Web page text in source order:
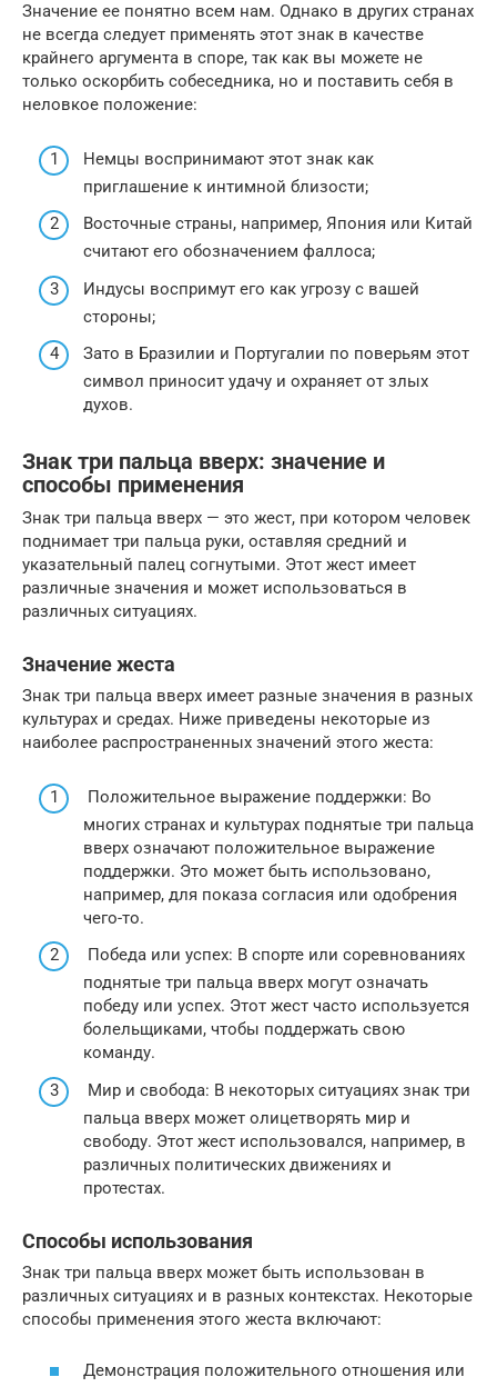
Значение ее понятно всем нам. Однако в других странах
не всегда следует применять этот знак в качестве
крайнего аргумента в споре, так как вы можете не
только оскорбить собеседника, но и поставить себя в
неловкое положение:
Немцы воспринимают этот знак как
приглашение к интимной близости;
Восточные страны, например, Япония или Китай
считают его обозначением фаллоса;
Индусы воспримут его как угрозу с вашей
стороны;
Зато в Бразилии и Португалии по поверьям этот
символ приносит удачу и охраняет от злых
духов.
Знак три пальца вверх: значение и
способы применения
Знак три пальца вверх — это жест, при котором человек
поднимает три пальца руки, оставляя средний и
указательный палец согнутыми. Этот жест имеет
различные значения и может использоваться в
различных ситуациях.
Значение жеста
Знак три пальца вверх имеет разные значения в разных
культурах и средах. Ниже приведены некоторые из
наиболее распространенных значений этого жеста:
Положительное выражение поддержки: Во
многих странах и культурах поднятые три пальца
вверх означают положительное выражение
поддержки. Это может быть использовано,
например, для показа согласия или одобрения
чего-то.
Победа или успех: В спорте или соревнованиях
поднятые три пальца вверх могут означать
победу или успех. Этот жест часто используется
болельщиками, чтобы поддержать свою
команду.
Мир и свобода: В некоторых ситуациях знак три
пальца вверх может олицетворять мир и
свободу. Этот жест использовался, например, в
различных политических движениях и
протестах.
Способы использования
Знак три пальца вверх может быть использован в
различных ситуациях и в разных контекстах. Некоторые
способы применения этого жеста включают:
Демонстрация положительного отношения или